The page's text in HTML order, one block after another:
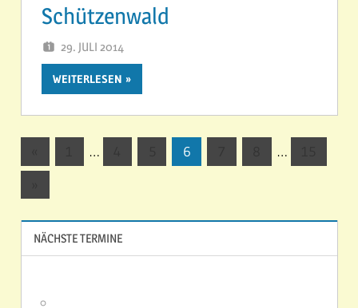
Schützenwald
29. JULI 2014
WEITERLESEN
Seitennummerierung
Vorherige
Beiträge
… 6 …
NÄCHSTE TERMINE